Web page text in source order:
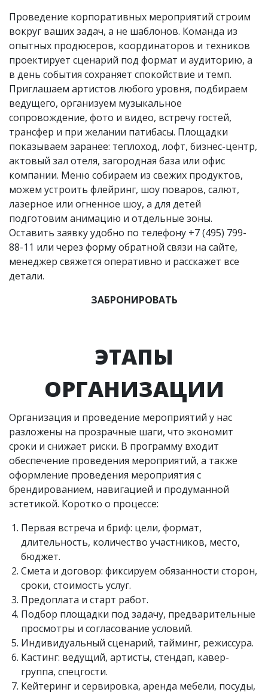
Проведение корпоративных мероприятий строим
вокруг ваших задач, а не шаблонов. Команда из
опытных продюсеров, координаторов и техников
проектирует сценарий под формат и аудиторию, а
в день события сохраняет спокойствие и темп.
Приглашаем артистов любого уровня, подбираем
ведущего, организуем музыкальное
сопровождение, фото и видео, встречу гостей,
трансфер и при желании патибасы. Площадки
показываем заранее: теплоход, лофт, бизнес-центр,
актовый зал отеля, загородная база или офис
компании. Меню собираем из свежих продуктов,
можем устроить флейринг, шоу поваров, салют,
лазерное или огненное шоу, а для детей
подготовим анимацию и отдельные зоны.
Оставить заявку удобно по телефону +7 (495) 799-
88-11 или через форму обратной связи на сайте,
менеджер свяжется оперативно и расскажет все
детали.
ЗАБРОНИРОВАТЬ
ЭТАПЫ
ОРГАНИЗАЦИИ
Организация и проведение мероприятий у нас
разложены на прозрачные шаги, что экономит
сроки и снижает риски. В программу входит
обеспечение проведения мероприятий, а также
оформление проведения мероприятия с
брендированием, навигацией и продуманной
эстетикой. Коротко о процессе:
Первая встреча и бриф: цели, формат,
длительность, количество участников, место,
бюджет.
Смета и договор: фиксируем обязанности сторон,
сроки, стоимость услуг.
Предоплата и старт работ.
Подбор площадки под задачу, предварительные
просмотры и согласование условий.
Индивидуальный сценарий, тайминг, режиссура.
Кастинг: ведущий, артисты, стендап, кавер-
группа, спецгости.
Кейтеринг и сервировка, аренда мебели, посуды,